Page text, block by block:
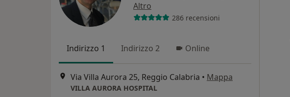
Altro
286 recensioni
Indirizzo 1 Indirizzo 2 Online
Via Villa Aurora 25, Reggio Calabria • Mappa
VILLA AURORA HOSPITAL